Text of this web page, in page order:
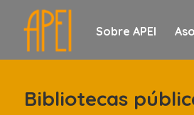
Sobre APEI
Bibliotecas